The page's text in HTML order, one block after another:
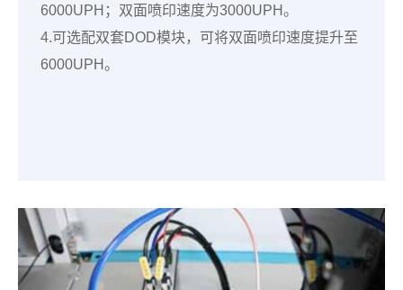
6000UPH；双面喷印速度为3000UPH。
4.可选配双套DOD模块，可将双面喷印速度提升至
6000UPH。